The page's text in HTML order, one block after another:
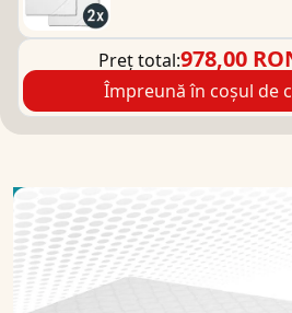
Preț total:978,00
Împreună în coșul de